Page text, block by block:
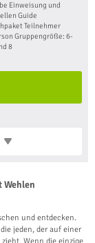
Einweisung und
Guide
Teilnehmer
Gruppengröße: 6-
8
Wehlen
und entdecken.
jeden, der auf einer